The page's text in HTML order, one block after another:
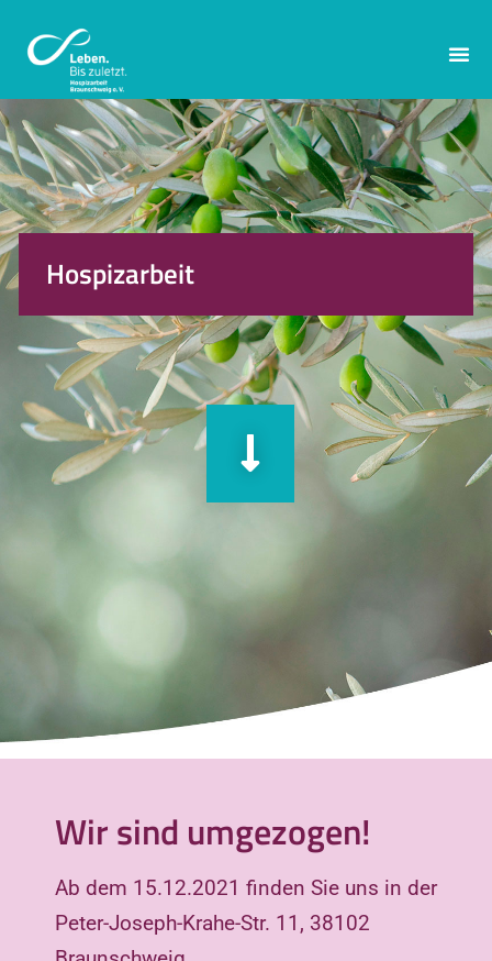
Hospizarbeit
Wir sind umgezogen!
Ab dem 15.12.2021 finden Sie uns in der
Peter-Joseph-Krahe-Str. 11, 38102